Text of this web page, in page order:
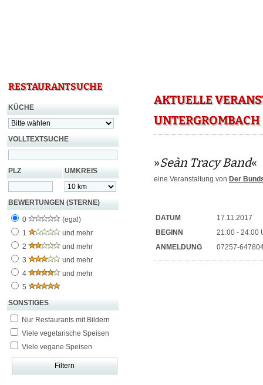
RESTAURANTSUCHE
KÜCHE
VOLLTEXTSUCHE
PLZ UMKREIS
BEWERTUNGEN (STERNE)
0
(egal)
1
und mehr
2
und mehr
3
und mehr
4
und mehr
5
SONSTIGES
Nur Restaurants mit Bildern
Viele vegetarische Speisen
Viele vegane Speisen
AKTUELLE
UNTERGROMBACH
»Seàn Tracy Band«
eine Veranstaltung von Der
DATUM
17.11.2017
BEGINN
21:00 - 24:00
ANMELDUNG
07257-